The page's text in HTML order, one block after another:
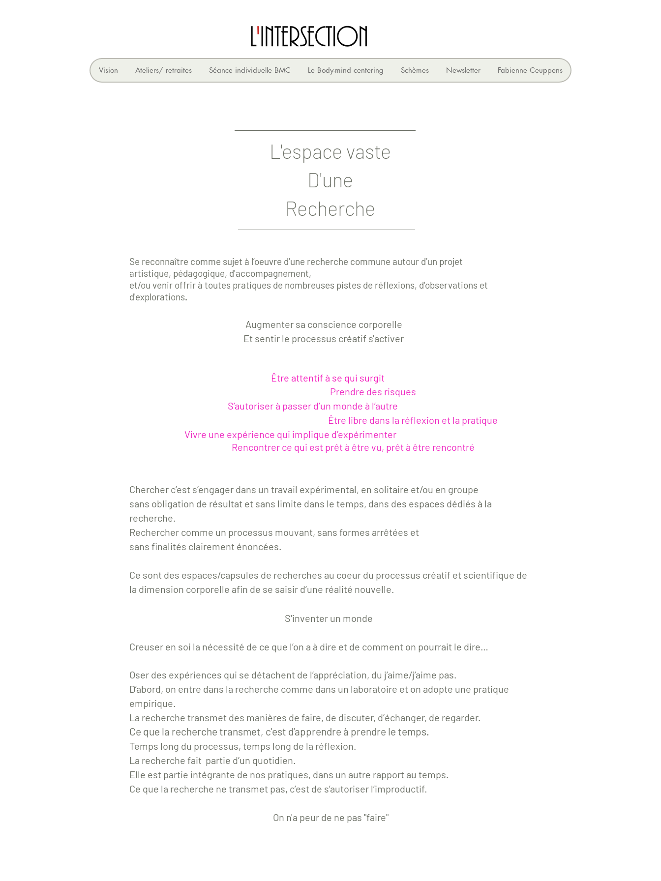
Vision Ateliers/ retraites Séance individuelle BMC Le Body-mind centering Schèmes Newsletter Fabienne Ceuppens
L'espace vaste
D'une
Recherche
Se reconnaître comme sujet à l’oeuvre d'une recherche commune autour d’un projet
artistique, pédagogique, d'accompagnement,
et/ou venir offrir à toutes pratiques de nombreuses pistes de réflexions, d'observations et
d'explorations.
Augmenter sa conscience corporelle
Et sentir le processus créatif s'activer
Être attentif à se qui surgit
Prendre des risques
S’autoriser à passer d’un monde à l’autre
Être libre dans la réflexion et la pratique
Vivre une expérience qui implique d’expérimenter
Rencontrer ce qui est prêt à être vu, prêt à être rencontré
Chercher c’est s’engager dans un travail expérimental, en solitaire et/ou en groupe
sans obligation de résultat et sans limite dans le temps, dans des espaces dédiés à la
recherche.
Rechercher comme un processus mouvant, sans formes arrêtées et
sans finalités clairement énoncées.
Ce sont des espaces/capsules de recherches au coeur du processus créatif et scientifique de
la dimension corporelle afin de se saisir d’une réalité nouvelle.
S'inventer un monde
Creuser en soi la nécessité de ce que l’on a à dire et de comment on pourrait le dire…
Oser des expériences qui se détachent de l’appréciation, du j’aime/j’aime pas.
D’abord, on entre dans la recherche comme dans un laboratoire et on adopte une pratique
empirique.
La recherche transmet des manières de faire, de discuter, d’échanger, de regarder.
Ce que la recherche transmet, c'est d’apprendre à prendre le temps.
Temps long du processus, temps long de la réflexion.
La recherche fait partie d’un quotidien.
Elle est partie intégrante de nos pratiques, dans un autre rapport au temps.
Ce que la recherche ne transmet pas, c’est de s’autoriser l’improductif.
On n'a peur de ne pas "faire"